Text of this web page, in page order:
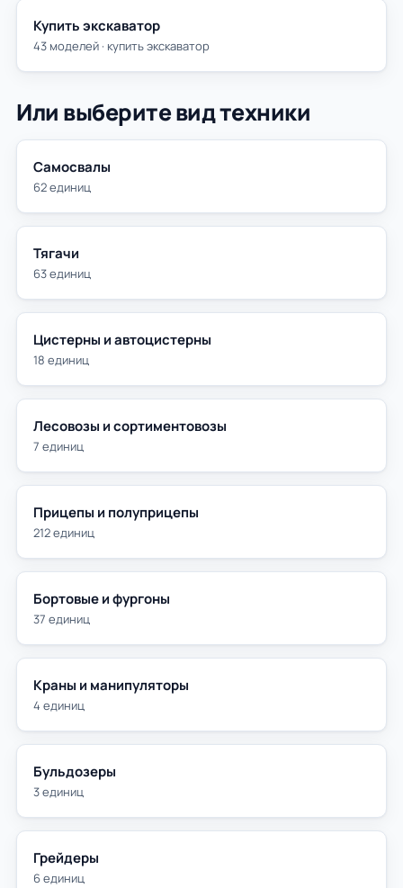
Купить экскаватор
43 моделей · купить экскаватор
Или выберите вид техники
Самосвалы
62 единиц
Тягачи
63 единиц
Цистерны и автоцистерны
18 единиц
Лесовозы и сортиментовозы
7 единиц
Прицепы и полуприцепы
212 единиц
Бортовые и фургоны
37 единиц
Краны и манипуляторы
4 единиц
Бульдозеры
3 единиц
Грейдеры
6 единиц